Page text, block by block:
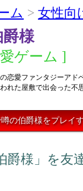
ム > 女性向
様
ゲーム ]
恋愛ファンタジーアド
れた屋敷で出会った不
の伯爵様をプレイ
様」を友